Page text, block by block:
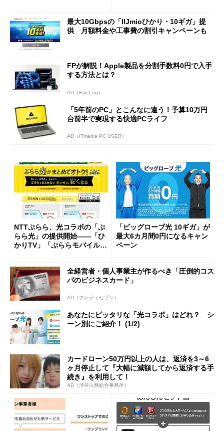
最大10Gbpsの「IIJmioひかり・10ギガ」提
供 月額料金や工事費の割引キャンペーンも
FPが解説！Apple製品を分割手数料0円で入手
する方法とは？
AD（Fav-Log）
「5年前のPC」とこんなに違う！予算10万円
台前半で実現する快適PCライフ
AD（ITmedia PC USER）
NTTぷらら、光コラボの「ぷ
らら光」の提供開始――「ひ
かりTV」「ぷららモバイルL
「ビッグローブ光 10ギガ」が
最大6カ月間0円になるキャン
ペーン
全経営者・個人事業主が作るべき「圧倒的コス
パのビジネスカード」
AD（クレディセゾン）
あなたにピッタリな「光コラボ」はどれ？ シ
ーン別にご紹介！ (1/2)
カードローン50万円以上の人は、返済を3～6
ヶ月停止して『大幅に減額してから返済する手
続き』を利用して！
AD（渋谷法務総合事務所）